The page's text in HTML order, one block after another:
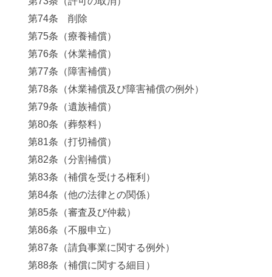
第74条 削除
第75条（療養補償）
第76条（休業補償）
第77条（障害補償）
第78条（休業補償及び障害補償の例外）
第79条（遺族補償）
第80条（葬祭料）
第81条（打切補償）
第82条（分割補償）
第83条（補償を受ける権利）
第84条（他の法律との関係）
第85条（審査及び仲裁）
第86条（不服申立）
第87条（請負事業に関する例外）
第88条（補償に関する細目）